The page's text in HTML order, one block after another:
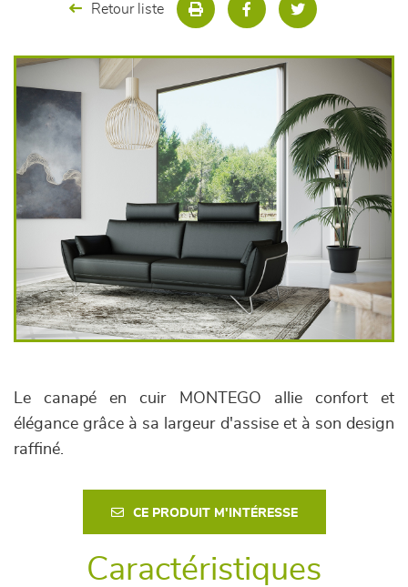
décoration
Retour liste
Le canapé en cuir MONTEGO allie confort et
élégance grâce à sa largeur d'assise et à son design
raffiné.
CE PRODUIT M'INTÉRESSE
Caractéristiques